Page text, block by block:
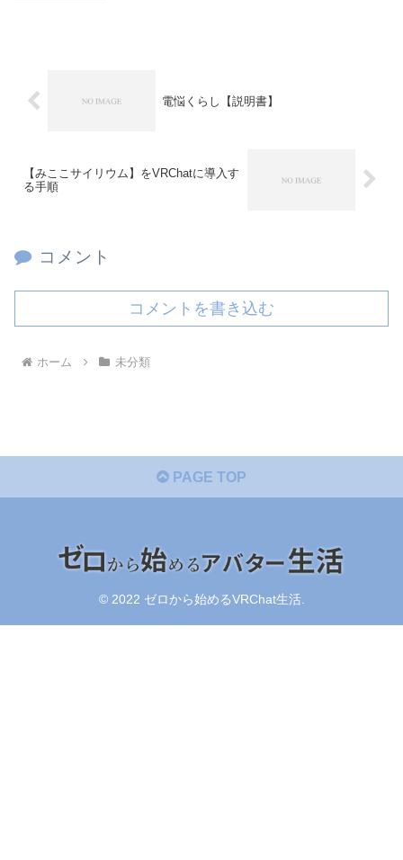
電悩くらし【説明書】
【みここサイリウム】をVRChatに導入す
る手順
コメント
コメントを書き込む
ホーム 未分類
PAGE TOP
© 2022 ゼロから始めるVRChat生活.